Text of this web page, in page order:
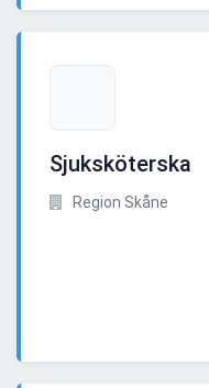
Sjuksköterska
Region Skåne